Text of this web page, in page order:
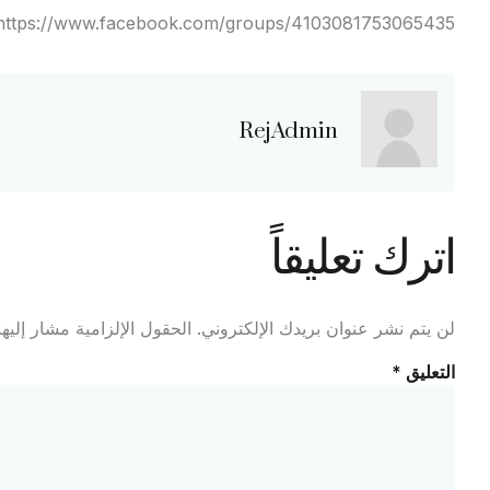
www.facebook.com/groups/4103081753065435
RejAdmin
اترك تعليقاً
لن يتم نشر عنوان بريدك الإلكتروني. الحقول الإلزامية مشار
التعليق *